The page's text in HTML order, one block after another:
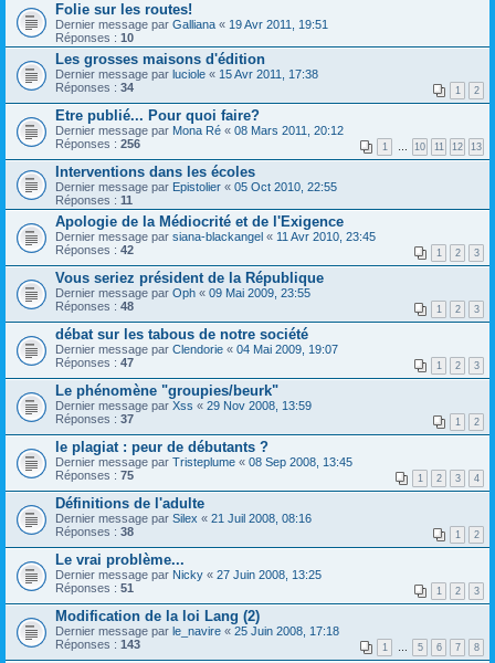
Folie sur les routes!
Dernier message par Galliana « 19 Avr 2011, 19:51
Réponses : 10
Les grosses maisons d'édition
Dernier message par luciole « 15 Avr 2011, 17:38
Réponses : 34 1 2
Etre publié... Pour quoi faire?
Dernier message par Mona Ré « 08 Mars 2011, 20:12
Réponses : 256 1 … 10 11 12 13
Interventions dans les écoles
Dernier message par Epistolier « 05 Oct 2010, 22:55
Réponses : 11
Apologie de la Médiocrité et de l'Exigence
Dernier message par siana-blackangel « 11 Avr 2010, 23:45
Réponses : 42 1 2 3
Vous seriez président de la République
Dernier message par Oph « 09 Mai 2009, 23:55
Réponses : 48 1 2 3
débat sur les tabous de notre société
Dernier message par Clendorie « 04 Mai 2009, 19:07
Réponses : 47 1 2 3
Le phénomène "groupies/beurk"
Dernier message par Xss « 29 Nov 2008, 13:59
Réponses : 37 1 2
le plagiat : peur de débutants ?
Dernier message par Tristeplume « 08 Sep 2008, 13:45
Réponses : 75 1 2 3 4
Définitions de l'adulte
Dernier message par Silex « 21 Juil 2008, 08:16
Réponses : 38 1 2
Le vrai problème...
Dernier message par Nicky « 27 Juin 2008, 13:25
Réponses : 51 1 2 3
Modification de la loi Lang (2)
Dernier message par le_navire « 25 Juin 2008, 17:18
Réponses : 143 1 … 5 6 7 8